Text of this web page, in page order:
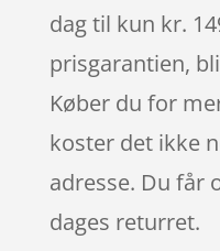
dag til kun kr.
prisgarantien,
Køber du for
koster det ikke
adresse. Du får
dages returret.